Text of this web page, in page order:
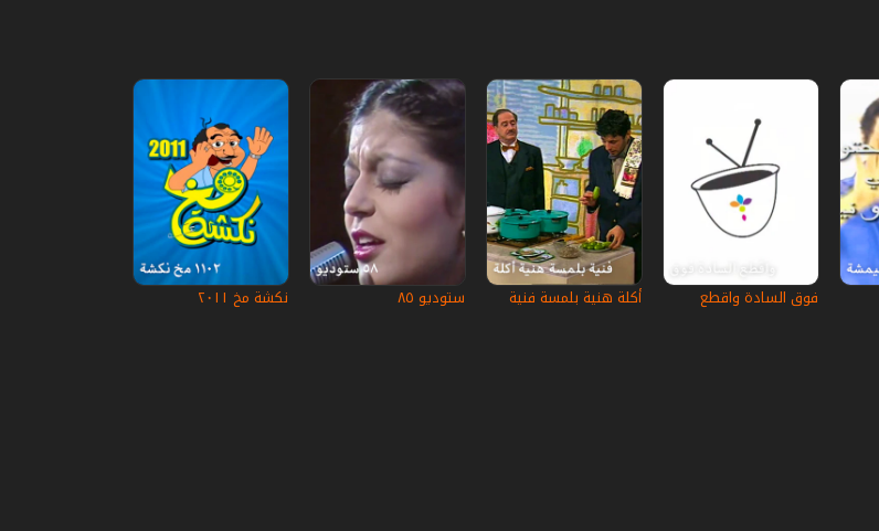
فوق السادة واقطع أكلة هنية بلمسة فنية ستوديو ٨٥ نكشة مخ ٢٠١١